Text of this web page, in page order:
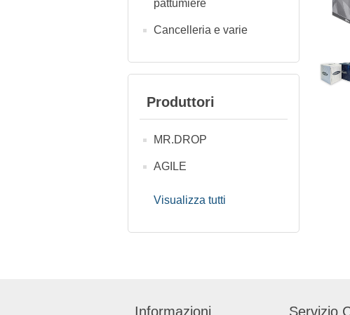
pattumiere
Cancelleria e varie
Produttori
MR.DROP
AGILE
Visualizza tutti
Informazioni Servizio